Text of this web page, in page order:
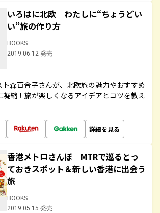
いろはに北欧 わたしに“ちょうどい
い”旅の作り方
BOOKS
2019.06.12 発売
森百合子さんが、北欧旅の魅力やおすすめ
縮！旅が楽しくなるアイデアとコツを教え
詳細を見る
香港メトロさんぽ MTRで巡るとっ
ておきスポット＆新しい香港に出会う
旅
BOOKS
2019.05.15 発売